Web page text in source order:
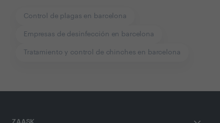
Control de plagas en barcelona
Empresas de desinfección en barcelona
Tratamiento y control de chinches en barcelona